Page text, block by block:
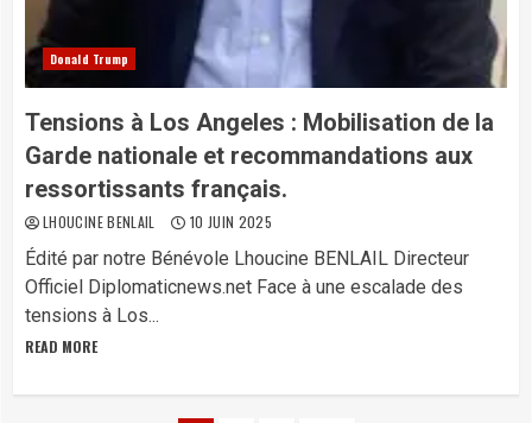
Donald Trump
Tensions à Los Angeles : Mobilisation de la
Garde nationale et recommandations aux
ressortissants français.
LHOUCINE BENLAIL 10 JUIN 2025
Édité par notre Bénévole Lhoucine BENLAIL Directeur
Officiel Diplomaticnews.net Face à une escalade des
tensions à Los...
READ MORE